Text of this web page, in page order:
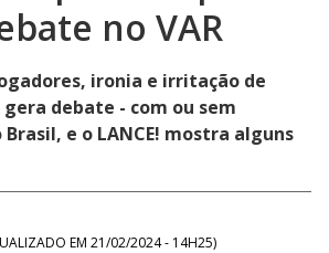
no VAR
ironia e irritação de
debate - com ou sem
e o LANCE! mostra alguns
EM 21/02/2024 - 14H25)